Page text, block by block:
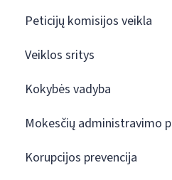
Peticijų komisijos veikla
Veiklos sritys
Kokybės vadyba
Mokesčių administravimo
Korupcijos prevencija